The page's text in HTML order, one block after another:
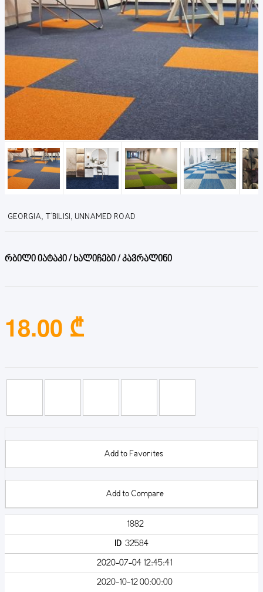
GEORGIA, T'BILISI, UNNAMED ROAD
რბილი იატაკი / ხალიჩები / კავრალინი
18.00 ₾
Add to Favorites
Add to Compare
1882
ID32584
2020-07-04 12:45:41
2020-10-12 00:00:00